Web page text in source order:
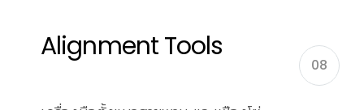
Alignment Tools
08